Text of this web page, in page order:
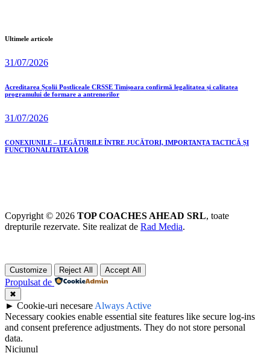
Ultimele articole
31/07/2026
Acreditarea Școlii Postliceale CRSSE Timișoara confirmă legalitatea și calitatea
programului de formare a antrenorilor
31/07/2026
CONEXIUNILE – LEGĂTURILE ÎNTRE JUCĂTORI, IMPORTANȚA TACTICĂ ȘI
FUNCȚIONALITATEA LOR
Copyright © 2026 TOP COACHES AHEAD SRL, toate
drepturile rezervate. Site realizat de Rad Media.
Customize Reject All Accept All
Propulsat de
✖
► Cookie-uri necesare Always Active
Necessary cookies enable essential site features like secure log-ins
and consent preference adjustments. They do not store personal
data.
Niciunul